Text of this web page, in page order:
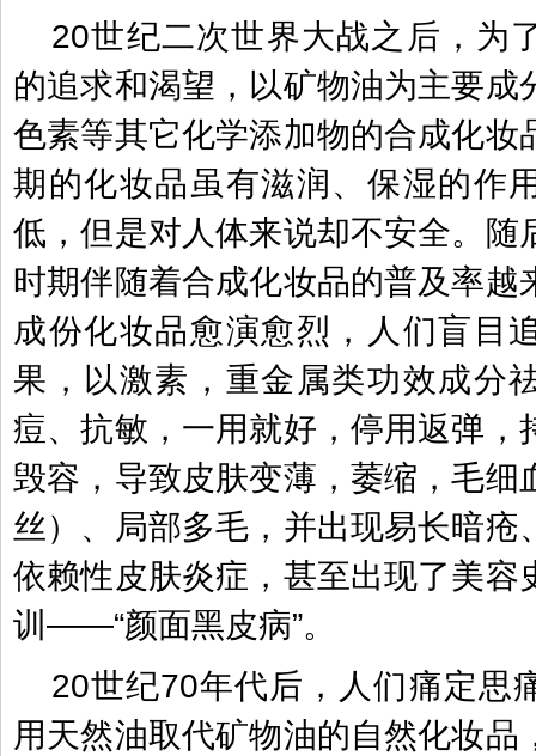
20世纪二次世界大战之后，为
的追求和渴望，以矿物油为主要成
色素等其它化学添加物的合成化妆
期的化妆品虽有滋润、保湿的作
低，但是对人体来说却不安全。随
时期伴随着合成化妆品的普及率越
成份化妆品愈演愈烈，人们盲目
果，以激素，重金属类功效成分
痘、抗敏，一用就好，停用返弹，
毁容，导致皮肤变薄，萎缩，毛细
丝）、局部多毛，并出现易长暗疮
依赖性皮肤炎症，甚至出现了美容
训——“颜面黑皮病”。
20世纪70年代后，人们痛定思
用天然油取代矿物油的自然化妆品